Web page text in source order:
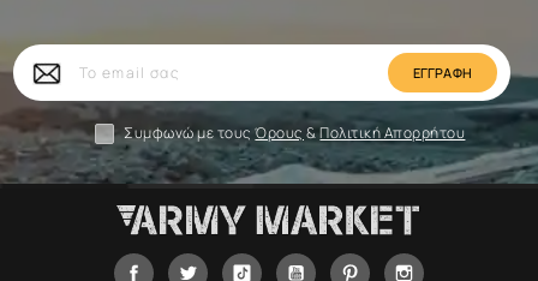
Το
email
σας
Συμφωνώ με τουςΌρους &Πολιτική Απορρήτου
FacebookTwitter Tiktok YouTube Pinterest